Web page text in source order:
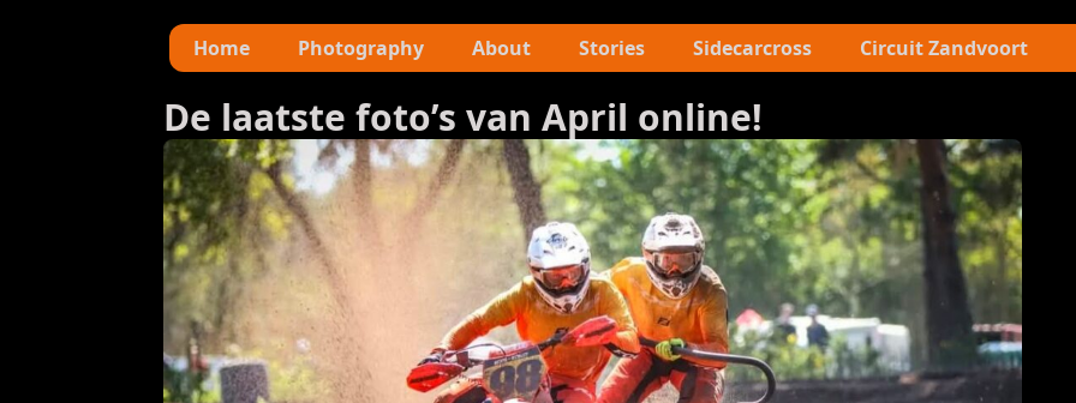
Home Photography About Stories Sidecarcross Circuit Zandvoort
De laatste foto’s van April online!